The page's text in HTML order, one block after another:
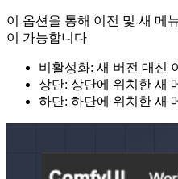
이 옵션을 통해 이전 및 새 메
이 가능합니다
비활성화: 새 버전 대신
상단: 상단에 위치한 새
하단: 하단에 위치한 새